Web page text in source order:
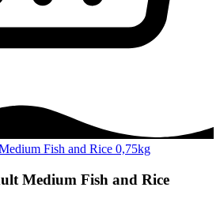
Medium Fish and Rice